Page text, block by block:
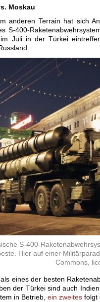
Moskau
anderen Terrain hat sich
S-400-
Juli in der Türkei
S-400-
Hier auf einer
Commons,
eines der besten
der Türkei sind auch
in Betrieb, ein zweites folgt